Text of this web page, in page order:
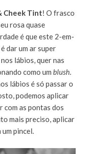
Cheek Tint! O frasco
rosa quase
é que este 2-em-
dar um ar super
lábios, quer nas
como um blush.
lábios é só passar o
podemos aplicar
com as pontas dos
mais preciso, aplicar
um pincel.